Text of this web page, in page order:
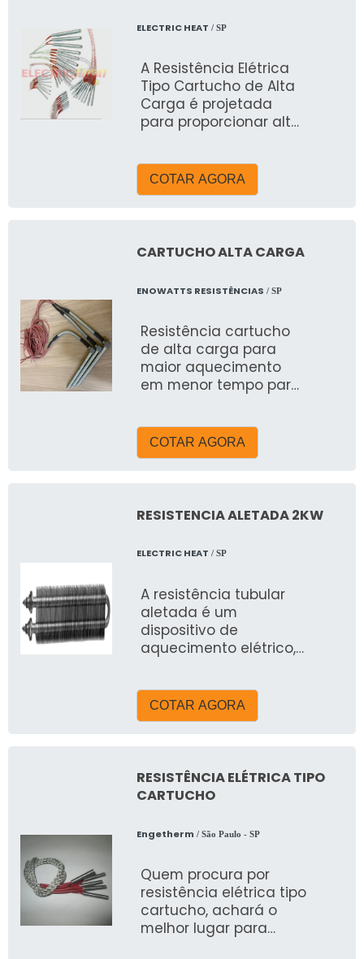
ELECTRIC HEAT / SP
A Resistência Elétrica
Tipo Cartucho de Alta
Carga é projetada
para proporcionar alta
compactas,
garantindo máxima
São amplamente
setores industriais para
operações diárias.
COTAR AGORA
CARTUCHO ALTA CARGA
ENOWATTS RESISTÊNCIAS / SP
Resistência cartucho
de alta carga para
maior aquecimento
em menor tempo para
COTAR AGORA
RESISTENCIA ALETADA 2KW
ELECTRIC HEAT / SP
A resistência tubular
aletada é um
dispositivo de
aquecimento elétrico,
transferência de calor
em ambientes com
longo de seu corpo
tubular, aumenta a
térmica, sendo ideal
para aplicações como
forçado, secadores e
estufas industriais.
COTAR AGORA
RESISTÊNCIA ELÉTRICA TIPO
CARTUCHO
Engetherm / São Paulo - SP
Quem procura por
resistência elétrica tipo
cartucho, achará o
melhor lugar para